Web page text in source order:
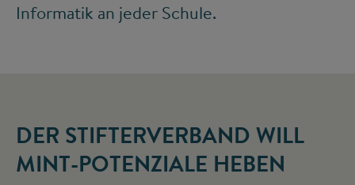
Informatik an jeder Schule.
DER STIFTERVERBAND WILL
MINT-POTENZIALE HEBEN